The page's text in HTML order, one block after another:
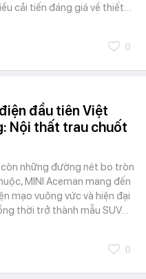
cải tiến đáng giá về thiết…
0
đầu tiên Việt
Nội thất trau chuốt
những đường nét bo tròn
MINI Aceman mang đến
mạo vuông vức và hiện đại
thời trở thành mẫu SUV…
0